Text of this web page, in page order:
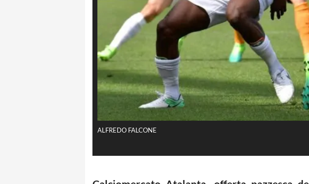
ALFREDO FALCONE